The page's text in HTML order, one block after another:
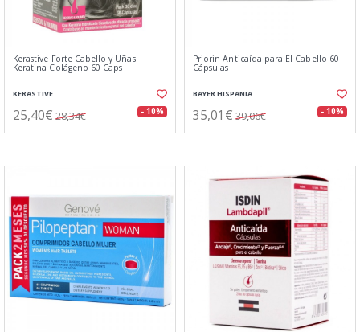
Kerastive Forte Cabello y Uñas
Keratina Colágeno 60 Caps
KERASTIVE
25,40€ 28,34€ - 10%
Priorin Anticaída para El Cabello 60
Cápsulas
BAYER HISPANIA
35,01€ 39,06€ - 10%